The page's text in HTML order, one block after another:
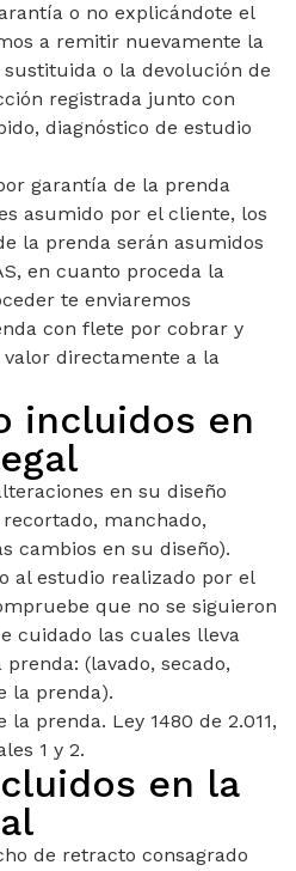
o no explicándote el
a remitir nuevamente la
o la devolución de
registrada junto con
diagnóstico de estudio
garantía de la prenda
asumido por el cliente, los
la prenda serán asumidos
en cuanto proceda la
te enviaremos
con flete por cobrar y
directamente a la
incluidos en
en su diseño
manchado,
cambios en su diseño).
al estudio realizado por el
que no se siguieron
cuidado las cuales lleva
(lavado, secado,
la prenda).
prenda. Ley 1480 de 2.011,
1 y 2.
en la
de retracto consagrado